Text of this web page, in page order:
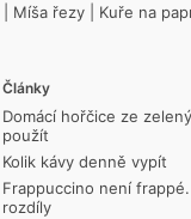
Míša řezy Kuře na
Články
Domácí hořčice ze
použít
Kolik kávy denně vypít
Frappuccino není
rozdíly